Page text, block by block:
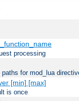
processing
for mod_lua
[min] [max]
is once